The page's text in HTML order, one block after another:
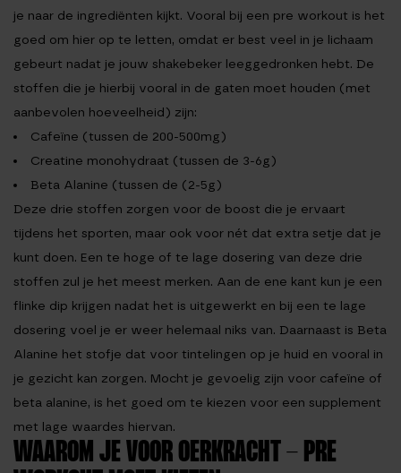
je naar de ingrediënten kijkt. Vooral bij een pre workout is het
goed om hier op te letten, omdat er best veel in je lichaam
gebeurt nadat je jouw shakebeker leeggedronken hebt. De
stoffen die je hierbij vooral in de gaten moet houden (met
aanbevolen hoeveelheid) zijn:
Cafeïne (tussen de 200-500mg)
Creatine monohydraat (tussen de 3-6g)
Beta Alanine (tussen de (2-5g)
Deze drie stoffen zorgen voor de boost die je ervaart
tijdens het sporten, maar ook voor nét dat extra setje dat je
kunt doen. Een te hoge of te lage dosering van deze drie
stoffen zul je het meest merken. Aan de ene kant kun je een
flinke dip krijgen nadat het is uitgewerkt en bij een te lage
dosering voel je er weer helemaal niks van. Daarnaast is Beta
Alanine het stofje dat voor tintelingen op je huid en vooral in
je gezicht kan zorgen. Mocht je gevoelig zijn voor cafeïne of
beta alanine, is het goed om te kiezen voor een supplement
met lage waardes hiervan.
WAAROM JE VOOR OERKRACHT - PRE